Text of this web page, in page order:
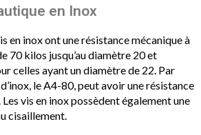
en Inox
en inox ont une résistance mécanique à
70 kilos jusqu’au diamètre 20 et
celles ayant un diamètre de 22. Par
le A4-80, peut avoir une résistance
vis en inox possèdent également une
cisaillement.